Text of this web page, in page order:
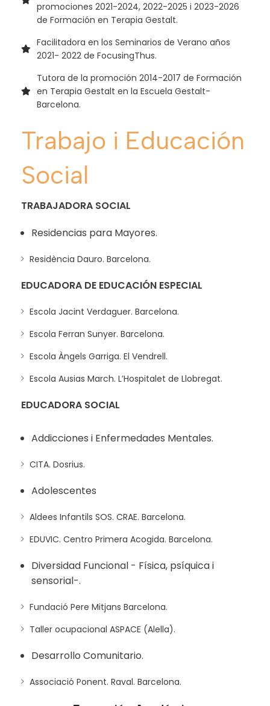
promociones 2021-2024, 2022-2025 i 2023-2026
de Formación en Terapia Gestalt.
Facilitadora en los Seminarios de Verano años
2021- 2022 de FocusingThus.
Tutora de la promoción 2014-2017 de Formación
en Terapia Gestalt en la Escuela Gestalt-
Barcelona.
Trabajo i Educación
Social
TRABAJADORA SOCIAL
Residencias para Mayores.
Residència Dauro. Barcelona.
EDUCADORA DE EDUCACIÓN ESPECIAL
Escola Jacint Verdaguer. Barcelona.
Escola Ferran Sunyer. Barcelona.
Escola Àngels Garriga. El Vendrell.
Escola Ausias March. L’Hospitalet de Llobregat.
EDUCADORA SOCIAL
Addicciones i Enfermedades Mentales.
CITA. Dosrius.
Adolescentes
Aldees Infantils SOS. CRAE. Barcelona.
EDUVIC. Centro Primera Acogida. Barcelona.
Diversidad Funcional - Física, psíquica i
sensorial-.
Fundació Pere Mitjans Barcelona.
Taller ocupacional ASPACE (Alella).
Desarrollo Comunitario.
Associació Ponent. Raval. Barcelona.